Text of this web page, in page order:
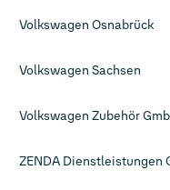
Volkswagen Osnabrück
Volkswagen Sachsen
Volkswagen Zubehör
ZENDA Dienstleistungen